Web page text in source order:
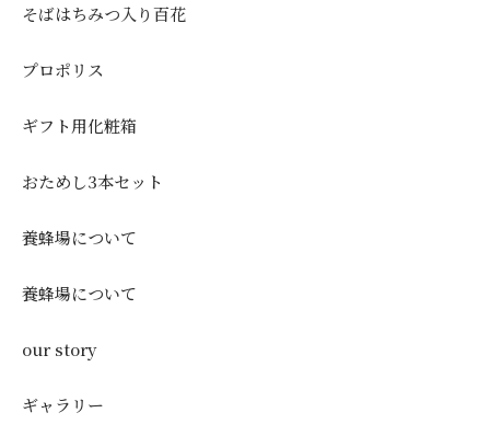
そばはちみつ入り百花
プロポリス
ギフト用化粧箱
おためし3本セット
養蜂場について
養蜂場について
our story
ギャラリー